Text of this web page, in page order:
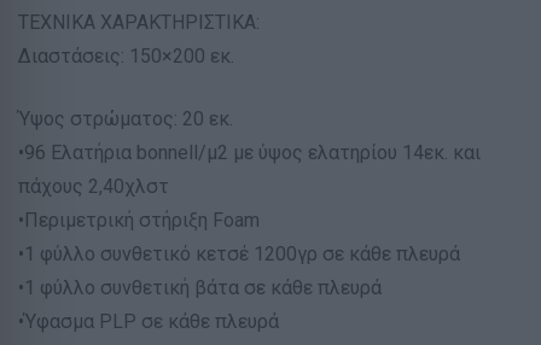
ΤΕΧΝΙΚΑ ΧΑΡΑΚΤΗΡΙΣΤΙΚΑ:
Διαστάσεις: 150×200 εκ.
Ύψος στρώματος: 20 εκ.
•96 Ελατήρια bonnell/μ2 με ύψος ελατηρίου 14εκ. και
πάχους 2,40χλστ
•Περιμετρική στήριξη Foam
•1 φύλλο συνθετικό κετσέ 1200γρ σε κάθε πλευρά
•1 φύλλο συνθετική βάτα σε κάθε πλευρά
•Ύφασμα PLP σε κάθε πλευρά